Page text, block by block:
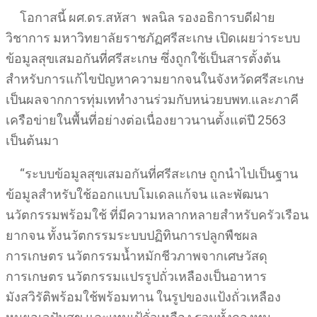
โอกาสนี้ ผศ.ดร.สหัสา พลนิล รองอธิการบดีฝ่าย
วิชาการ มหาวิทยาลัยราชภัฏศรีสะเกษ เปิดเผยว่าระบบ
ข้อมูลสุขเสมอกันที่ศรีสะเกษ ซึ่งถูกใช้เป็นสารตั้งต้น
สำหรับการแก้ไขปัญหาความยากจนในจังหวัดศรีสะเกษ
เป็นผลจากการทุ่มเททำงานร่วมกับหน่วยบพท.และภาคี
เครือข่ายในพื้นที่อย่างต่อเนื่องยาวนานตั้งแต่ปี 2563
เป็นต้นมา
“ระบบข้อมูลสุขเสมอกันที่ศรีสะเกษ ถูกนำไปเป็นฐาน
ข้อมูลสำหรับใช้ออกแบบโมเดลแก้จน และพัฒนา
นวัตกรรมพร้อมใช้ ที่มีความหลากหลายสำหรับครัวเรือน
ยากจน ทั้งนวัตกรรมระบบปฏิทินการปลูกพืชผล
การเกษตร นวัตกรรมน้ำหมักชีวภาพจากเศษวัสดุ
การเกษตร นวัตกรรมแปรรูปถั่วเหลืองเป็นอาหาร
มังสวิรัติพร้อมใช้พร้อมทาน ในรูปของแป้งถั่วเหลือง